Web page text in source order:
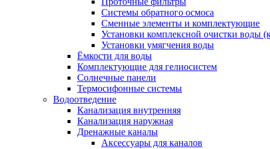
Системы обратного осмоса
Сменные элементы и комплектующие
Установки комплексной очистки воды
Установки умягчения воды
Ёмкости для воды
Комплектующие для гелиосистем
Солнечные панели
Термосифонные системы
Водоотведение
Канализация внутренняя
Канализация наружная
Дренажные каналы
Аксессуары для каналов